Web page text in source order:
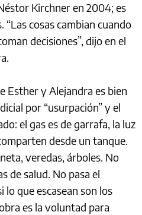
Kirchner en 2004; es
“Las cosas cambian cuando
decisiones”, dijo en el
Esther y Alejandra es bien
por “usurpación” y el
el gas es de garrafa, la luz
desde un tanque.
veredas, árboles. No
de salud. No pasa el
que escasean son los
es la voluntad para